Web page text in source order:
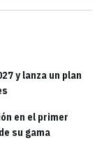
y lanza un plan
en el primer
su gama